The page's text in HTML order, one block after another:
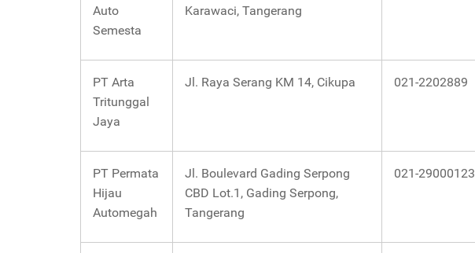
Auto
Semesta
Karawaci, Tangerang
PT Arta
Tritunggal
Jaya
Jl. Raya Serang KM 14, Cikupa 021-2202889
PT Permata
Hijau
Automegah
Jl. Boulevard Gading Serpong
CBD Lot.1, Gading Serpong,
Tangerang
021-29000123